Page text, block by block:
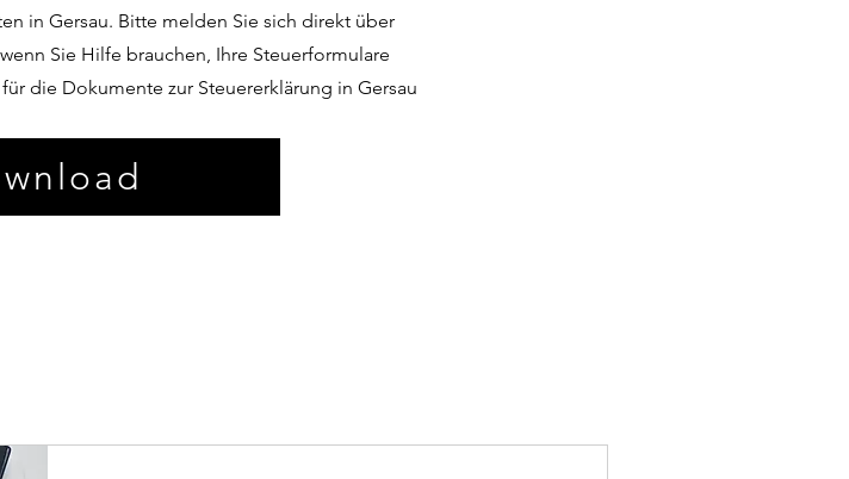
in Gersau. Bitte melden Sie sich direkt über
Sie Hilfe brauchen, Ihre Steuerformulare
die Dokumente zur Steuererklärung in Gersau